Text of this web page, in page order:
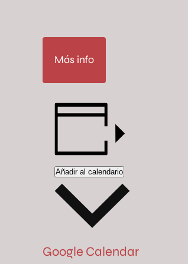
Más info
Añadir al calendario
Google Calendar